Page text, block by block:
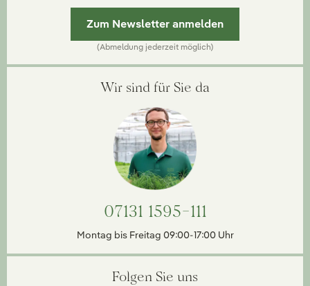
Zum Newsletter anmelden
(Abmeldung jederzeit möglich)
Wir sind für Sie da
07131 1595-111
Montag bis Freitag 09:00-17:00 Uhr
Folgen Sie uns